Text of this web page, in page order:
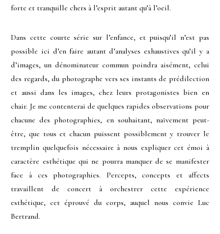
forte et tranquille chers à l’esprit autant qu’à l’oeil.
Dans cette courte série sur l’enfance, et puisqu’il n’est pas
possible ici d’en faire autant d’analyses exhaustives qu’il y a
d’images, un dénominateur commun poindra aisément, celui
des regards, du photographe vers ses instants de prédilection
et aussi dans les images, chez leurs protagonistes bien en
chair. Je me contenterai de quelques rapides observations pour
chacune des photographies, en souhaitant, naïvement peut-
être, que tous et chacun puissent possiblement y trouver le
tremplin quelquefois nécessaire à nous expliquer cet émoi à
caractère esthétique qui ne pourra manquer de se manifester
face à ces photographies. Percepts, concepts et affects
travaillent de concert à orchestrer cette expérience
esthétique, cet éprouvé du corps, auquel nous convie Luc
Bertrand.